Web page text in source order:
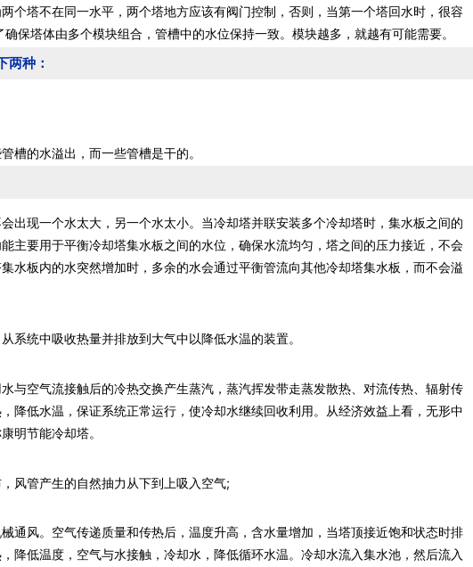
塔不在同一水平，两个塔地方应该有阀门控制，否则，当第一个塔回水时，很容
保塔体由多个模块组合，管槽中的水位保持一致。模块越多，就越有可能需要。
两种：
的水溢出，而一些管槽是干的。
现一个水太大，另一个水太小。当冷却塔并联安装多个冷却塔时，集水板之间的
主要用于平衡冷却塔集水板之间的水位，确保水流均匀，塔之间的压力接近，不会
水板内的水突然增加时，多余的水会通过平衡管流向其他冷却塔集水板，而不会溢
统中吸收热量并排放到大气中以降低水温的装置。
空气流接触后的冷热交换产生蒸汽，蒸汽挥发带走蒸发散热、对流传热、辐射传
降低水温，保证系统正常运行，使冷却水继续回收利用。从经济效益上看，无形中
明节能冷却塔。
管产生的自然抽力从下到上吸入空气;
风。空气传递质量和传热后，温度升高，含水量增加，当塔顶接近饱和状态时排
降低温度，空气与水接触，冷却水，降低循环水温。冷却水流入集水池，然后流入